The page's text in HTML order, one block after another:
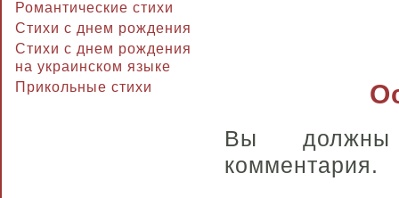
Романтические стихи
Стихи с днем рождения
Стихи с днем рождения
на украинском языке
Прикольные стихи
Вы
комментария.